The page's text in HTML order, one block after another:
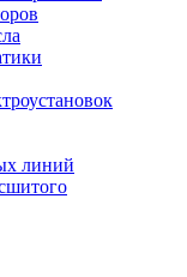
линий